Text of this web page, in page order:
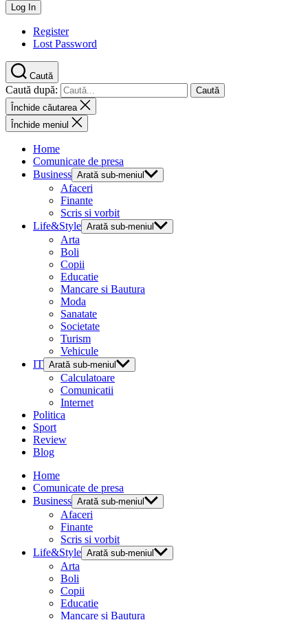
Register
Lost Password
Caută
Caută după:
Închide căutarea
Închide meniul
Home
Comunicate de presa
Business Arată sub-meniul
Afaceri
Finante
Scris si vorbit
Life&Style Arată sub-meniul
Arta
Boli
Copii
Educatie
Mancare si Bautura
Moda
Sanatate
Societate
Turism
Vehicule
IT Arată sub-meniul
Calculatoare
Comunicatii
Internet
Politica
Sport
Review
Blog
Home
Comunicate de presa
Business Arată sub-meniul
Afaceri
Finante
Scris si vorbit
Life&Style Arată sub-meniul
Arta
Boli
Copii
Educatie
Mancare si Bautura